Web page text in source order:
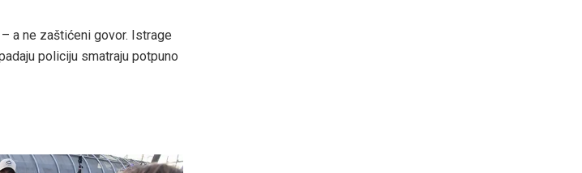
a ne zaštićeni govor. Istrage
policiju smatraju potpuno